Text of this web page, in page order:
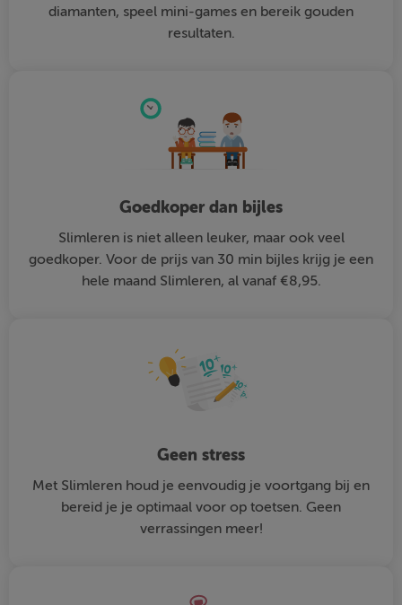
diamanten, speel mini-games en bereik gouden
resultaten.
Goedkoper dan bijles
Slimleren is niet alleen leuker, maar ook veel
goedkoper. Voor de prijs van 30 min bijles krijg je een
hele maand Slimleren, al vanaf €8,95.
Geen stress
Met Slimleren houd je eenvoudig je voortgang bij en
bereid je je optimaal voor op toetsen. Geen
verrassingen meer!